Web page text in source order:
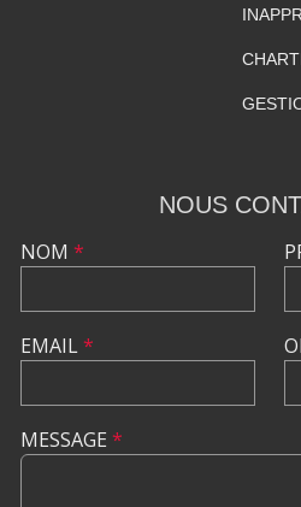
NOUS
NOM *
EMAIL*
MESSAGE *